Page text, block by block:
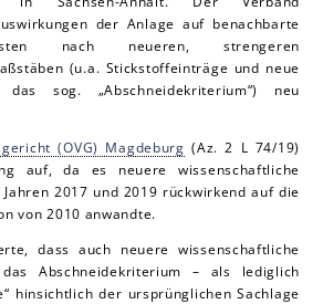
der Anlage auf benachbarte
nach neueren, strengeren
(u.a. Stickstoffeinträge und neue
das sog. „Abschneidekriterium“) neu
(OVG) Magdeburg (Az. 2 L 74/19)
auf, da es neuere wissenschaftliche
2017 und 2019 rückwirkend auf die
von 2010 anwandte.
dass auch neuere wissenschaftliche
Abschneidekriterium – als lediglich
hinsichtlich der ursprünglichen Sachlage